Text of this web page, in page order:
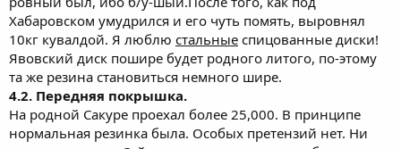
Хабаровском умудрился и его чуть помять, выровнял
10кг кувалдой. Я люблю стальные спицованные диски!
Явовский диск пошире будет родного литого, по-этому
та же резина становиться немного шире.
4.2. Передняя покрышка.
На родной Сакуре проехал более 25,000. В принципе
нормальная резинка была. Особых претензий нет. Ни